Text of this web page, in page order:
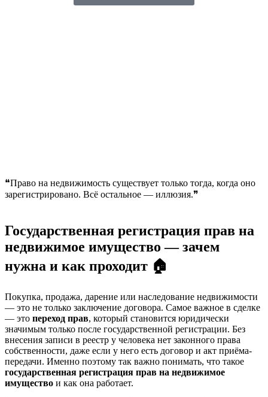
❝Право на недвижимость существует только тогда, когда оно
зарегистрировано. Всё остальное — иллюзия.❞
Государственная регистрация прав на
недвижимое имущество — зачем
нужна и как проходит 🏠
Покупка, продажа, дарение или наследование недвижимости
— это не только заключение договора. Самое важное в сделке
— это переход прав, который становится юридически
значимым только после государственной регистрации. Без
внесения записи в реестр у человека нет законного права
собственности, даже если у него есть договор и акт приёма-
передачи. Именно поэтому так важно понимать, что такое
государственная регистрация прав на недвижимое
имущество и как она работает.